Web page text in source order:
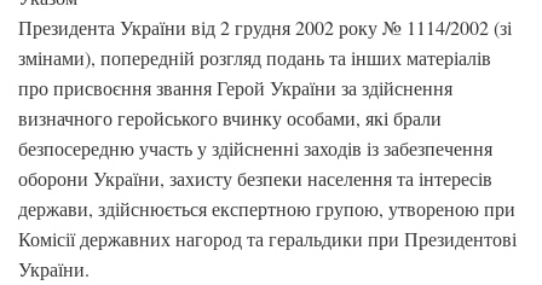
Президента України від 2 грудня 2002 року № 1114/2002 (зі
змінами), попередній розгляд подань та інших матеріалів
про присвоєння звання Герой України за здійснення
визначного геройського вчинку особами, які брали
безпосередню участь у здійсненні заходів із забезпечення
оборони України, захисту безпеки населення та інтересів
держави, здійснюється експертною групою, утвореною при
Комісії державних нагород та геральдики при Президентові
України.